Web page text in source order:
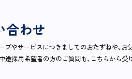
合わせ
プやサービスにつきましてのおたずねや、お
中途採用希望者の方のご質問も、こちらから受